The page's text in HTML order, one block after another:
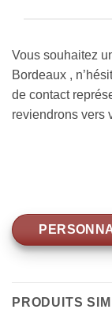
Vous souhaitez
Bordeaux ,
de contact
reviendrons vers
PRODUITS